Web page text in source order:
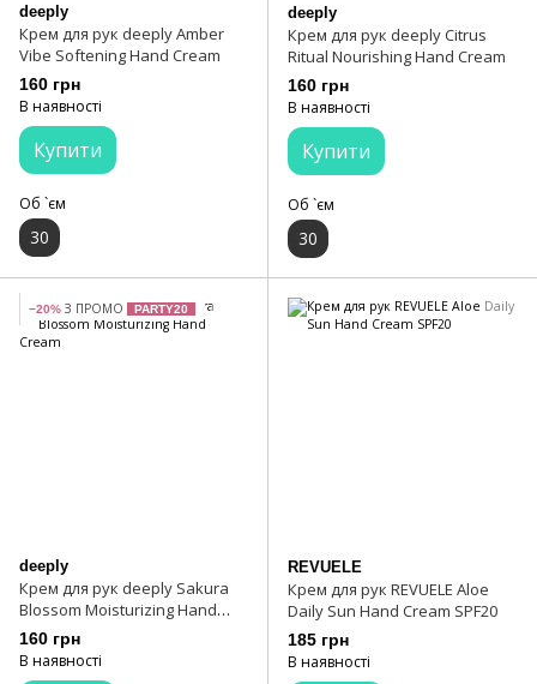
deeply
Крем для рук deeply Amber
Vibe Softening Hand Cream
160 грн
В наявності
Купити
Об `єм
30
deeply
Крем для рук deeply Citrus
Ritual Nourishing Hand Cream
160 грн
В наявності
Купити
Об `єм
30
−20% З ПРОМО PARTY20
deeply
Крем для рук deeply Sakura
Blossom Moisturizing Hand
Cream
160 грн
В наявності
REVUELE
Крем для рук REVUELE Aloe
Daily Sun Hand Cream SPF20
185 грн
В наявності